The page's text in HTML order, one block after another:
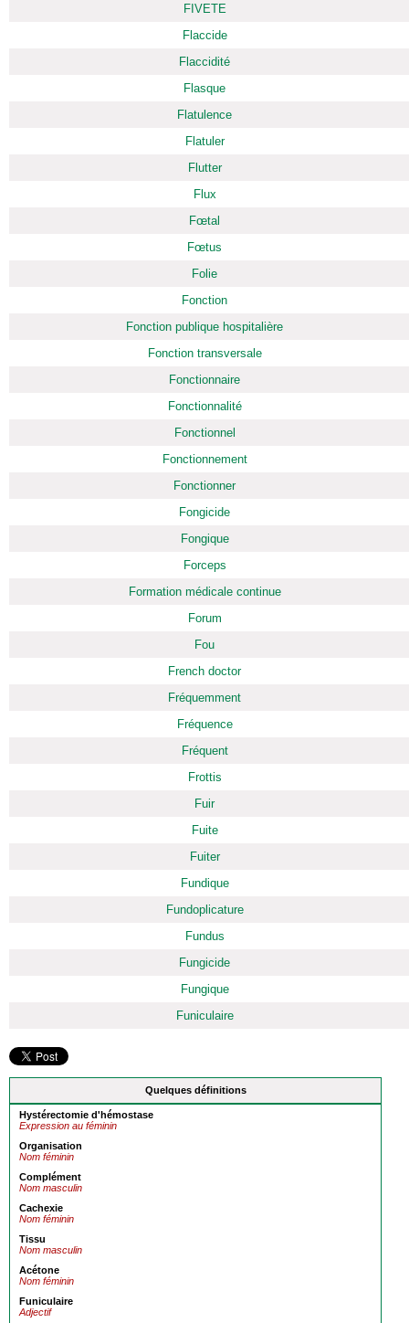
Quelques définitions
Hystérectomie d'hémostase
Expression au féminin
Organisation
Nom féminin
Complément
Nom masculin
Cachexie
Nom féminin
Tissu
Nom masculin
Acétone
Nom féminin
Funiculaire
Adjectif
FIVETE
Flaccide
Flaccidité
Flasque
Flatulence
Flatuler
Flutter
Flux
Fœtal
Fœtus
Folie
Fonction
Fonction publique hospitalière
Fonction transversale
Fonctionnaire
Fonctionnalité
Fonctionnel
Fonctionnement
Fonctionner
Fongicide
Fongique
Forceps
Formation médicale continue
Forum
Fou
French doctor
Fréquemment
Fréquence
Fréquent
Frottis
Fuir
Fuite
Fuiter
Fundique
Fundoplicature
Fundus
Fungicide
Fungique
Funiculaire